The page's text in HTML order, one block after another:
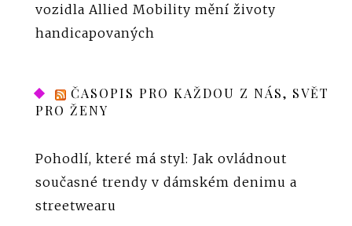
vozidla Allied Mobility mění životy
handicapovaných
ČASOPIS PRO KAŽDOU Z NÁS, SVĚT
PRO ŽENY
Pohodlí, které má styl: Jak ovládnout
současné trendy v dámském denimu a
streetwearu